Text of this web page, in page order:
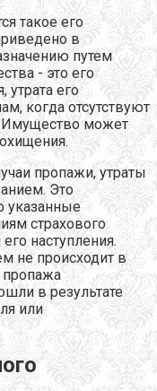
такое его
в
путем
- это его
утрата его
когда отсутствуют
Имущество может
пропажи, утраты
Это
указанные
страхового
наступления.
не происходит в
пропажа
в результате
или